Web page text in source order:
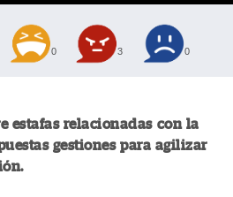
0 3 0
estafas relacionadas con la
gestiones para agilizar